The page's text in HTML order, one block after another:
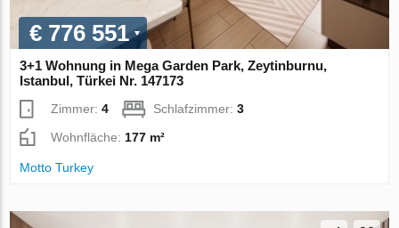
€ 776 551
3+1 Wohnung in Mega Garden Park, Zeytinburnu,
Istanbul, Türkei Nr. 147173
Zimmer:4 Schlafzimmer:3
Wohnfläche:177 m²
Motto Turkey